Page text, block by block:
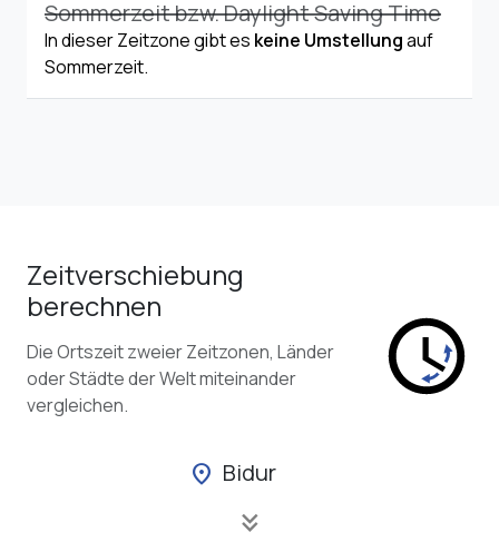
Sommerzeit bzw. Daylight Saving Time
In dieser Zeitzone gibt es keine Umstellungauf
Sommerzeit.
Zeitverschiebung
berechnen
Die Ortszeit zweier Zeitzonen, Länder
oder Städte der Welt miteinander
vergleichen.
location_on Bidur
keyboard_double_arrow_down